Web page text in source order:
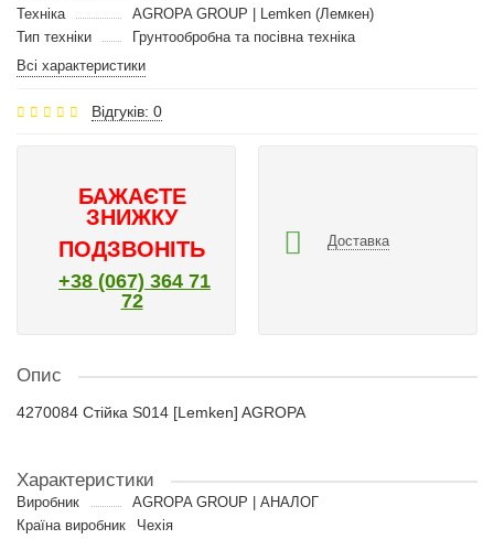
Техніка
AGROPA GROUP | Lemken (Лемкен)
Тип техніки
Грунтообробна та посівна техніка
Всі характеристики
Відгуків: 0
БАЖАЄТЕ
ЗНИЖКУ
ПОДЗВОНІТЬ
+38 (067) 364 71
72
Доставка
Опис
4270084 Стійка S014 [Lemken] AGROPA
Характеристики
Виробник
AGROPA GROUP | АНАЛОГ
Країна виробник
Чехія